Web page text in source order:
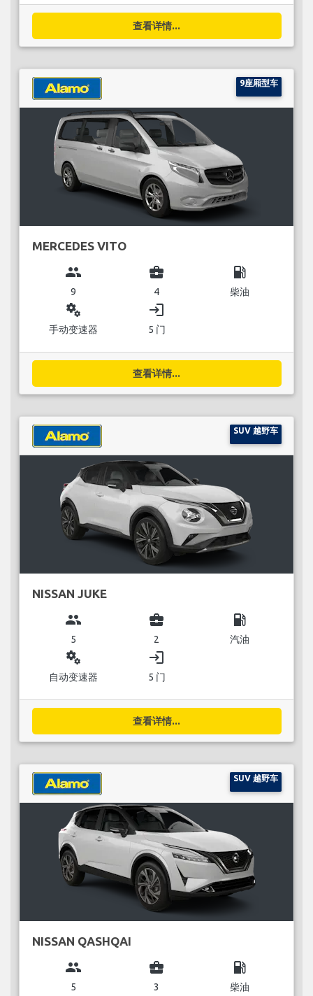
查看详情...
9座厢型车
MERCEDES VITO
group
9
business_center
4
local_gas_station
柴油
miscellaneous_services
手动变速器
login
5 门
查看详情...
SUV 越野车
NISSAN JUKE
group
5
business_center
2
local_gas_station
汽油
miscellaneous_services
自动变速器
login
5 门
查看详情...
SUV 越野车
NISSAN QASHQAI
group
5
business_center
3
local_gas_station
柴油